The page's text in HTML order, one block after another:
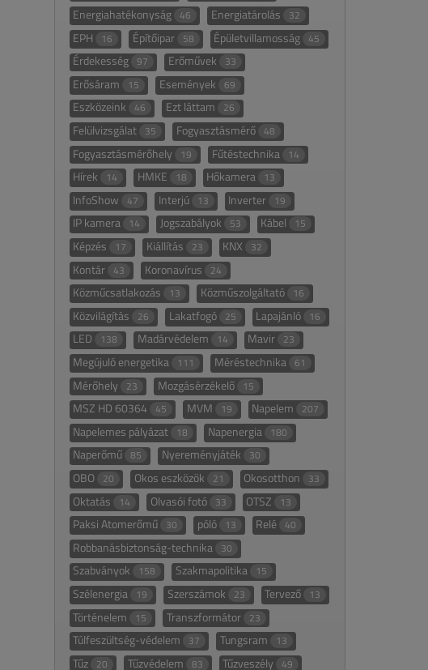
Energiahatékonyság 46 Energiatárolás 32
EPH 16 Építőipar 58 Épületvillamosság 45
Érdekesség 97 Erőművek 33
Erősáram 15 Események 69
Eszközeink 46 Ezt láttam 26
Felülvizsgálat 35 Fogyasztásmérő 48
Fogyasztásmérőhely 19 Fűtéstechnika 14
Hírek 14 HMKE 18 Hőkamera 13
InfoShow 47 Interjú 13 Inverter 19
IP kamera 14 Jogszabályok 53 Kábel 15
Képzés 17 Kiállítás 23 KNX 32
Kontár 43 Koronavírus 24
Közműcsatlakozás 13 Közműszolgáltató 16
Közvilágítás 26 Lakatfogó 25 Lapajánló 16
LED 138 Madárvédelem 14 Mavir 23
Megújuló energetika 111 Méréstechnika 61
Mérőhely 23 Mozgásérzékelő 15
MSZ HD 60364 45 MVM 19 Napelem 207
Napelemes pályázat 18 Napenergia 180
Naperőmű 85 Nyereményjáték 30
OBO 20 Okos eszközök 21 Okosotthon 33
Oktatás 14 Olvasói fotó 33 OTSZ 13
Paksi Atomerőmű 30 póló 13 Relé 40
Robbanásbiztonság-technika 30
Szabványok 158 Szakmapolitika 15
Szélenergia 19 Szerszámok 23 Tervező 13
Történelem 15 Transzformátor 23
Túlfeszültség-védelem 37 Tungsram 13
Tűz 20 Tűzvédelem 83 Tűzveszély 49